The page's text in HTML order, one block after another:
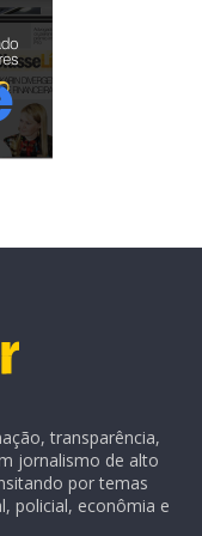
transparência,
jornalismo de alto
por temas
policial, econômia e